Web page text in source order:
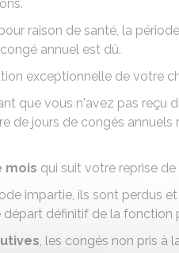
raison de santé, la
annuel est dû.
exceptionnelle de votre
que vous n'avez pas reçu
de jours de congés annuels
mois qui suit votre reprise
impartie, ils sont perdus
définitif de la fonction
, les congés non pris à